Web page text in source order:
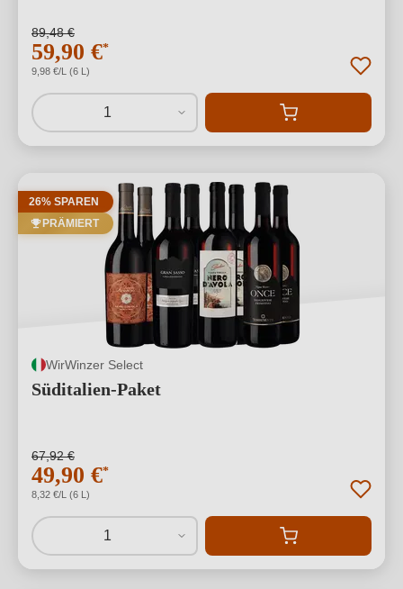
89,48 €
59,90 €*
9,98 €/L (6 L)
1
26% SPAREN
PRÄMIERT
WirWinzer Select
Süditalien-Paket
67,92 €
49,90 €*
8,32 €/L (6 L)
1